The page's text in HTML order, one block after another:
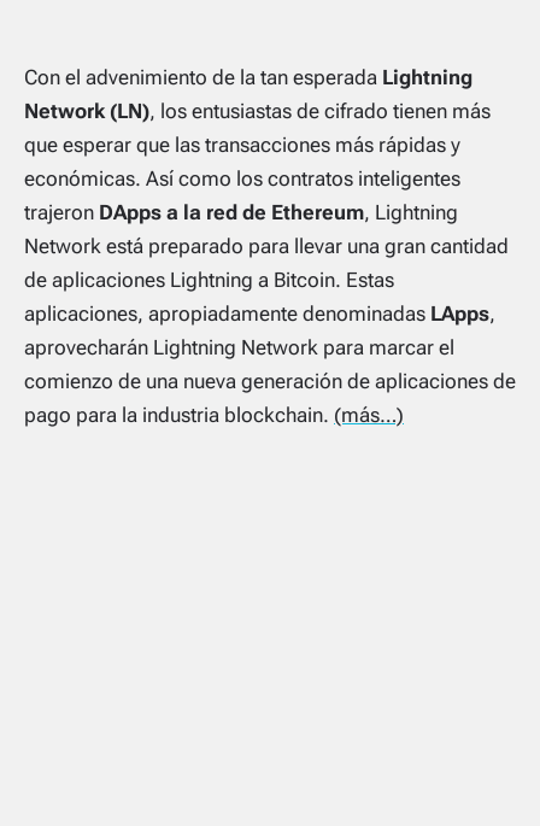
Con el advenimiento de la tan esperada Lightning
Network (LN), los entusiastas de cifrado tienen más
que esperar que las transacciones más rápidas y
económicas. Así como los contratos inteligentes
trajeron DApps a la red de Ethereum, Lightning
Network está preparado para llevar una gran cantidad
de aplicaciones Lightning a Bitcoin. Estas
aplicaciones, apropiadamente denominadas LApps,
aprovecharán Lightning Network para marcar el
comienzo de una nueva generación de aplicaciones de
pago para la industria blockchain. (más…)